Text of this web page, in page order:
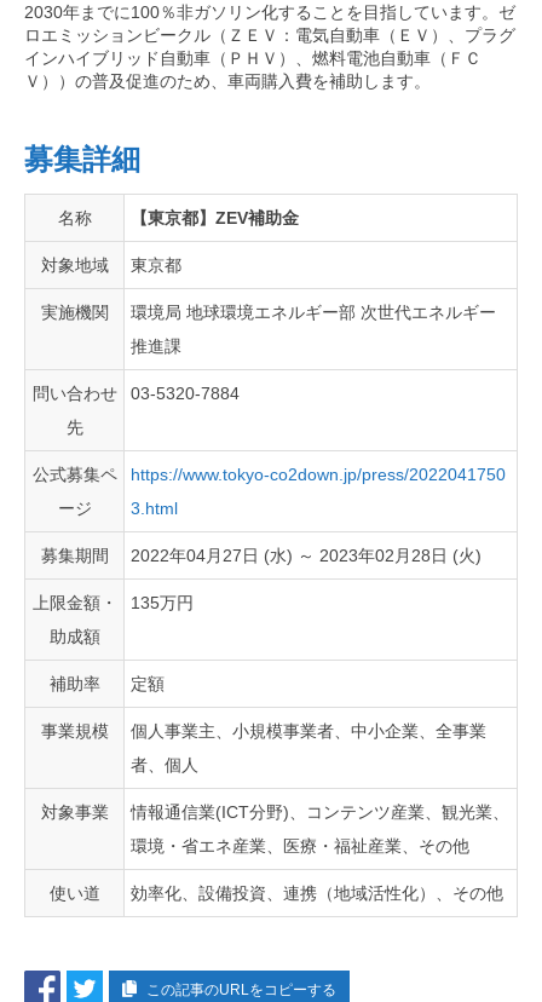
2030年までに100％非ガソリン化することを目指しています。ゼ
ロエミッションビークル（ＺＥＶ：電気自動車（ＥＶ）、プラグ
インハイブリッド自動車（ＰＨＶ）、燃料電池自動車（ＦＣ
Ｖ））の普及促進のため、車両購入費を補助します。
募集詳細
名称 【東京都】ZEV補助金
対象地域 東京都
実施機関
環境局 地球環境エネルギー部 次世代エネルギー
推進課
問い合わせ
先
03-5320-7884
公式募集ペ
ージ
https://www.tokyo-co2down.jp/press/2022041750
3.html
募集期間 2022年04月27日 (水) ～ 2023年02月28日 (火)
上限金額・
助成額
135万円
補助率 定額
事業規模
個人事業主、小規模事業者、中小企業、全事業
者、個人
対象事業
情報通信業(ICT分野)、コンテンツ産業、観光業、
環境・省エネ産業、医療・福祉産業、その他
使い道 効率化、設備投資、連携（地域活性化）、その他
この記事のURLをコピーする